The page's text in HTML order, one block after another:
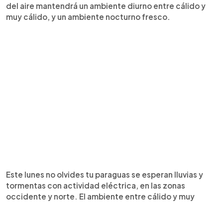
del aire mantendrá un ambiente diurno entre cálido y
muy cálido, y un ambiente nocturno fresco.
Este lunes no olvides tu paraguas se esperan lluvias y
tormentas con actividad eléctrica, en las zonas
occidente y norte. El ambiente entre cálido y muy